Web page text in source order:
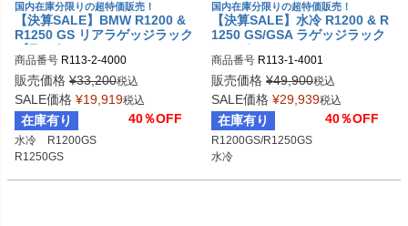
国内在庫分限りの超特価販売！
【決算SALE】BMW R1200 &
R1250 GS リアラゲッジラック
ブラック AltRider
商品番号 R113-2-4000
alt_R113-2-4000
販売価格 ¥33,200税込
SALE価格 ¥19,919税込
在庫有り 40％OFF
水冷　R1200GS
R1250GS
国内在庫分限りの超特価販売！
【決算SALE】水冷 R1200 & R
1250 GS/GSA ラゲッジラック
シルバー AltRider
商品番号 R113-1-4001
alt_R113-1-4001
販売価格 ¥49,900税込
SALE価格 ¥29,939税込
在庫有り 40％OFF
R1200GS/R1250GS
水冷